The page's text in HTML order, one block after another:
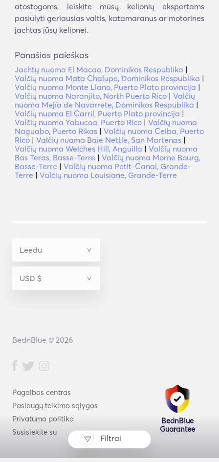
Filtrai
atostogoms, leiskite mūsų kelionių ekspertams
pasiūlyti geriausias valtis, katamaranus ar motorines
jachtas jūsų kelionei.
Panašios paieškos
Jachtų nuoma El Macao, Dominikos Respublika |
Valčių nuoma Mata Chalupe, Dominikos Respublika |
Valčių nuoma Monte Llano, Puerto Plato provincija |
Valčių nuoma Naranjito, North Puerto Rico | Valčių
nuoma Mejía de Navarrete, Dominikos Respublika |
Valčių nuoma El Carril, Puerto Plato provincija |
Valčių nuoma Yabucoa, Puerto Rico | Valčių nuoma
Naguabo, Puerto Rikas | Valčių nuoma Ceiba, Puerto
Rico | Valčių nuoma Baie Nettle, San Martenas |
Valčių nuoma Welches Hill, Anguilla | Valčių nuoma
Bas Teras, Basse-Terre | Valčių nuoma Morne Bourg,
Basse-Terre | Valčių nuoma Petit-Canal, Grande-
Terre | Valčių nuoma Louisiane, Grande-Terre
Pagalbos centras
Paslaugų teikimo sąlygos
Privatumo politika
Susisiekite su
BednBlue
Guarantee
BednBlue © 2026